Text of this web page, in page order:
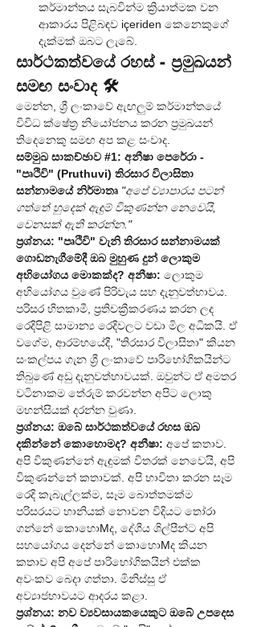
කර්මාන්තය සැබවින්ම ක්‍රියාත්මක වන
ආකාරය පිළිබඳව içeriden කෙනෙකුගේ
දැක්මක් ඔබට ලැබේ.
සාර්ථකත්වයේ රහස් - ප්‍රමුඛයන්
සමඟ සංවාද 🛠️
මෙන්න, ශ්‍රී ලංකාවේ ඇඟලුම් කර්මාන්තයේ
විවිධ ක්ෂේත්‍ර නියෝජනය කරන ප්‍රමුඛයන්
තිදෙනෙකු සමඟ අප කළ සංවාද.
සම්මුඛ සාකච්ඡාව #1: අනීෂා පෙරේරා -
"පෘථිවි" (Pruthuvi) තිරසාර විලාසිතා
සන්නාමයේ නිර්මාතෘ "අපේ ව්‍යාපාරය පටන්
ගත්තේ හුදෙක් ඇඳුම් විකුණන්න නෙවෙයි,
වෙනසක් ඇති කරන්න."
ප්‍රශ්නය: "පෘථිවි" වැනි තිරසාර සන්නාමයක්
ගොඩනැගීමේදී ඔබ මුහුණ දුන් ලොකුම
අභියෝගය මොකක්ද? අනීෂා: ලොකුම
අභියෝගය වුණේ පිරිවැය සහ දැනුවත්භාවය.
පරිසර හිතකාමී, ප්‍රතිචක්‍රීකරණය කරන ලද
රෙදිපිළි සාමාන්‍ය රෙදිවලට වඩා මිල අධිකයි. ඒ
වගේම, ආරම්භයේදී, "තිරසාර විලාසිතා" කියන
සංකල්පය ගැන ශ්‍රී ලංකාවේ පාරිභෝගිකයින්ට
තිබුණේ අඩු දැනුවත්භාවයක්. ඔවුන්ට ඒ අමතර
වටිනාකම තේරුම් කරවන්න අපිට ලොකු
මහන්සියක් දරන්න වුණා.
ප්‍රශ්නය: ඔබේ සාර්ථකත්වයේ රහස ඔබ
දකින්නේ කොහොමද? අනීෂා: අපේ කතාව.
අපි විකුණන්නේ ඇඳුමක් විතරක් නෙවෙයි, අපි
විකුණන්නේ කතාවක්. අපි භාවිතා කරන සෑම
රෙදි කැබැල්ලක්ම, සෑම බොත්තමක්ම
පරිසරයට හානියක් නොවන විදියට තෝරා
ගන්නේ කොහොMද, දේශීය ශිල්පීන්ට අපි
සහයෝගය දෙන්නේ කොහොMද කියන
කතාව අපි අපේ පාරිභෝගිකයින් එක්ක
අවංකව බෙදා ගත්තා. මිනිස්සු ඒ
අව්‍යාජභාවයට ආදරය කළා.
ප්‍රශ්නය: නව ව්‍යවසායකයෙකුට ඔබේ උපදෙස